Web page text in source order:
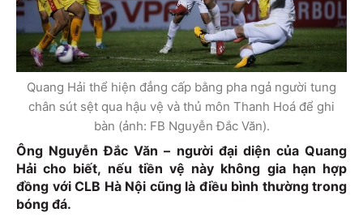
Quang Hải thể hiện đẳng cấp bằng pha ngả người tung
chân sút sệt qua hậu vệ và thủ môn Thanh Hoá để ghi
bàn (ảnh: FB Nguyễn Đắc Văn).
Ông Nguyễn Đắc Văn – người đại diện của Quang
Hải cho biết, nếu tiền vệ này không gia hạn hợp
đồng với CLB Hà Nội cũng là điều bình thường trong
bóng đá.